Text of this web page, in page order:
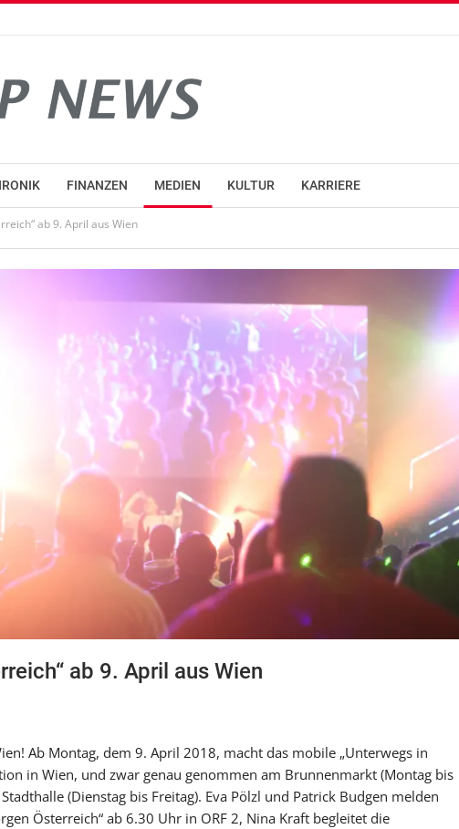
FINANZEN MEDIEN KULTUR KARRIERE
ab 9. April aus Wien
ab 9. April aus Wien
Ab Montag, dem 9. April 2018, macht das mobile „Unterwegs in
in Wien, und zwar genau genommen am Brunnenmarkt (Montag bis
(Dienstag bis Freitag). Eva Pölzl und Patrick Budgen melden
Österreich“ ab 6.30 Uhr in ORF 2, Nina Kraft begleitet die